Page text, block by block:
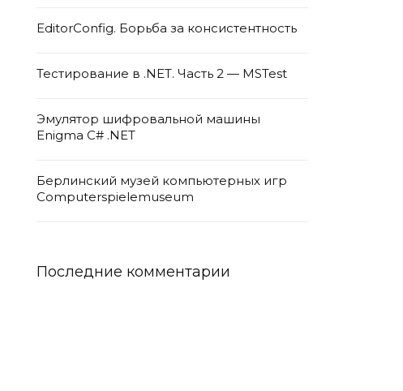
EditorConfig. Борьба за консистентность
Тестирование в .NET. Часть 2 — MSTest
Эмулятор шифровальной машины
Enigma C# .NET
Берлинский музей компьютерных игр
Computerspielemuseum
Последние комментарии